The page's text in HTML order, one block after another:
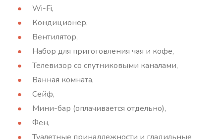
Wi-Fi,
Кондиционер,
Вентилятор,
Набор для приготовления чая и кофе,
Телевизор со спутниковыми каналами,
Ванная комната,
Сейф,
Мини-бар (оплачивается отдельно),
Фен,